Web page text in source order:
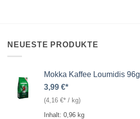
NEUESTE PRODUKTE
Mokka Kaffee Loumidis 96g
3,99 €
(4,16 € / kg)
Inhalt: 0,96 kg